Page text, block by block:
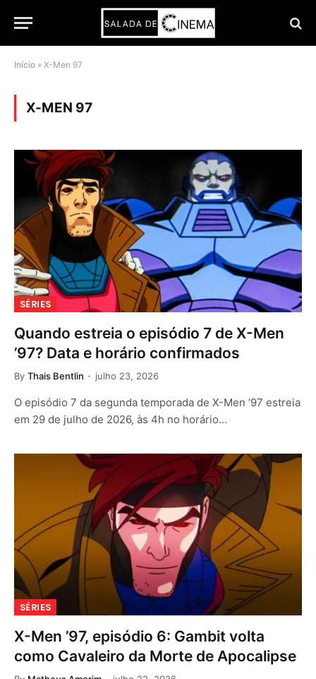
Início » X-Men 97
X-MEN 97
SÉRIES
Quando estreia o episódio 7 de X-Men
’97? Data e horário confirmados
By Thais Bentlin julho 23, 2026
O episódio 7 da segunda temporada de X-Men ’97 estreia
em 29 de julho de 2026, às 4h no horário…
SÉRIES
X-Men ’97, episódio 6: Gambit volta
como Cavaleiro da Morte de Apocalipse